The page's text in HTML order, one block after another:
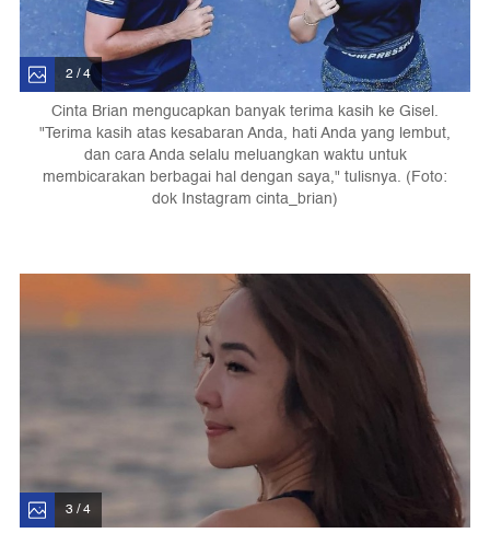
2 / 4
Cinta Brian mengucapkan banyak terima kasih ke Gisel.
"Terima kasih atas kesabaran Anda, hati Anda yang lembut,
dan cara Anda selalu meluangkan waktu untuk
membicarakan berbagai hal dengan saya," tulisnya. (Foto:
dok Instagram cinta_brian)
3 / 4